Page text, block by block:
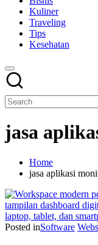
Kuliner
Traveling
Tips
Kesehatan
jasa
Home
jasa aplikasi
Posted inSoftware